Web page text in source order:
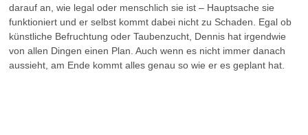
darauf an, wie legal oder menschlich sie ist – Hauptsache sie
funktioniert und er selbst kommt dabei nicht zu Schaden. Egal ob
künstliche Befruchtung oder Taubenzucht, Dennis hat irgendwie
von allen Dingen einen Plan. Auch wenn es nicht immer danach
aussieht, am Ende kommt alles genau so wie er es geplant hat.